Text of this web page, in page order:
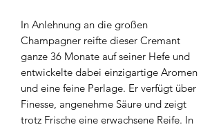
In Anlehnung an die großen
Champagner reifte dieser Cremant
ganze 36 Monate auf seiner Hefe und
entwickelte dabei einzigartige Aromen
und eine feine Perlage. Er verfügt über
Finesse, angenehme Säure und zeigt
trotz Frische eine erwachsene Reife. In